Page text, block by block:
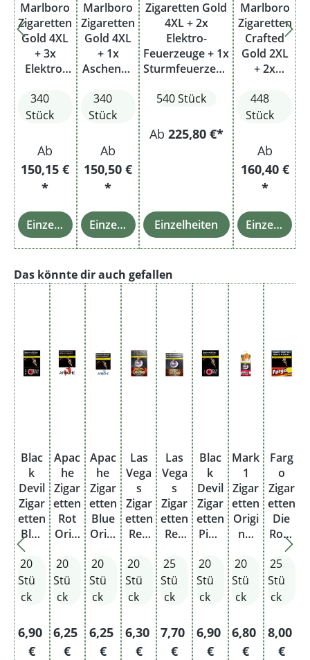
Marlboro
Zigaretten
Gold 4XL
+ 3x
Elektro-
ge
340
Stück
Ab
150,15 €
*
Einzelheiten
Marlboro
Zigaretten
Gold 4XL
+ 1x
Aschenbe
340
Stück
Ab
150,50 €
*
Einzelheiten
Zigaretten Gold
4XL + 2x
Elektro-
Feuerzeuge + 1x
Sturmfeuerzeug
Aschenbecher
540 Stück
Ab 225,80 €*
Einzelheiten
Marlboro
Zigaretten
Crafted
Gold 2XL
+ 2x
ge
448
Stück
Ab
160,40 €
*
Einzelheiten
Produktgalerie überspringen
Das könnte dir auch gefallen
Blac
k
Devil
Zigar
etten
Blac
Origi
nal
Pack
20
Stü
ck
Regulärer Preis:
6,90
€
Apac
he
Zigar
etten
Rot
Origi
Pack
20
Stü
ck
Regulärer Preis:
6,25
€
Apac
he
Zigar
etten
Blue
Origi
Pack
20
Stü
ck
Regulärer Preis:
6,25
€
Las
Vega
s
Zigar
etten
Red
nal
Pack
20
Stü
ck
Regulärer Preis:
6,30
€
Las
Vega
s
Zigar
etten
Red
Box
25
Stü
ck
Regulärer Preis:
7,70
€
Blac
k
Devil
Zigar
etten
Pink
nal
Pack
20
Stü
ck
Regulärer Preis:
6,90
€
Mark
1
Zigar
etten
Origi
nal
Long
Origi
nal
20
Stü
ck
Regulärer
6,80
€
Farg
o
Zigar
etten
Die
Rote
XL
25
Stü
ck
8,00
€